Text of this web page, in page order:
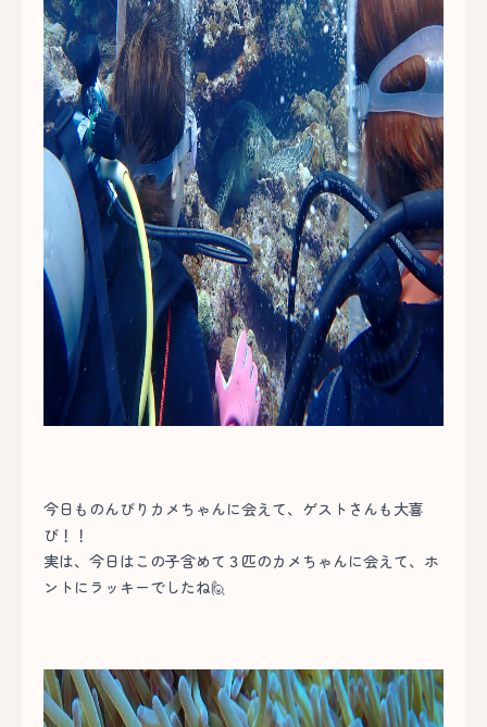
今日ものんびりカメちゃんに会えて、ゲストさんも大喜
び！！
実は、今日はこの子含めて３匹のカメちゃんに会えて、ホ
ントにラッキーでしたね🙋